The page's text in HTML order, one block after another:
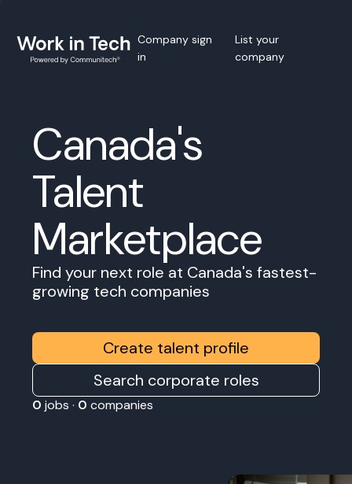
Company sign
in
List your
company
Canada's
Talent
Marketplace
Find your next role at Canada's fastest-
growing tech companies
Create talent profile
Search corporate roles
0 jobs · 0 companies